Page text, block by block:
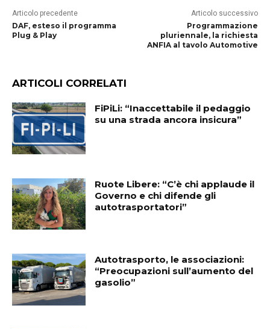
Articolo precedente
DAF, esteso il programma
Plug & Play
Articolo successivo
Programmazione
pluriennale, la richiesta
ANFIA al tavolo Automotive
ARTICOLI CORRELATI
FiPiLi: “Inaccettabile il pedaggio
su una strada ancora insicura”
Ruote Libere: “C’è chi applaude il
Governo e chi difende gli
autotrasportatori”
Autotrasporto, le associazioni:
“Preocupazioni sull’aumento del
gasolio”